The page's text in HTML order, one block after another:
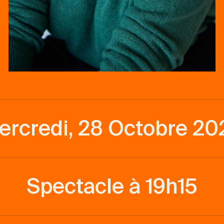
28 Octobre
Spectacle à 19h15